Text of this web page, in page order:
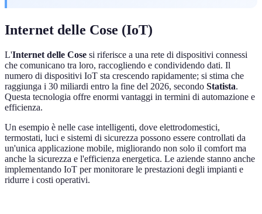
Internet delle Cose (IoT)
L'Internet delle Cose si riferisce a una rete di dispositivi connessi
che comunicano tra loro, raccogliendo e condividendo dati. Il
numero di dispositivi IoT sta crescendo rapidamente; si stima che
raggiunga i 30 miliardi entro la fine del 2026, secondo Statista.
Questa tecnologia offre enormi vantaggi in termini di automazione e
efficienza.
Un esempio è nelle case intelligenti, dove elettrodomestici,
termostati, luci e sistemi di sicurezza possono essere controllati da
un'unica applicazione mobile, migliorando non solo il comfort ma
anche la sicurezza e l'efficienza energetica. Le aziende stanno anche
implementando IoT per monitorare le prestazioni degli impianti e
ridurre i costi operativi.